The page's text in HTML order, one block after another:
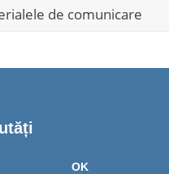
de comunicare
OK